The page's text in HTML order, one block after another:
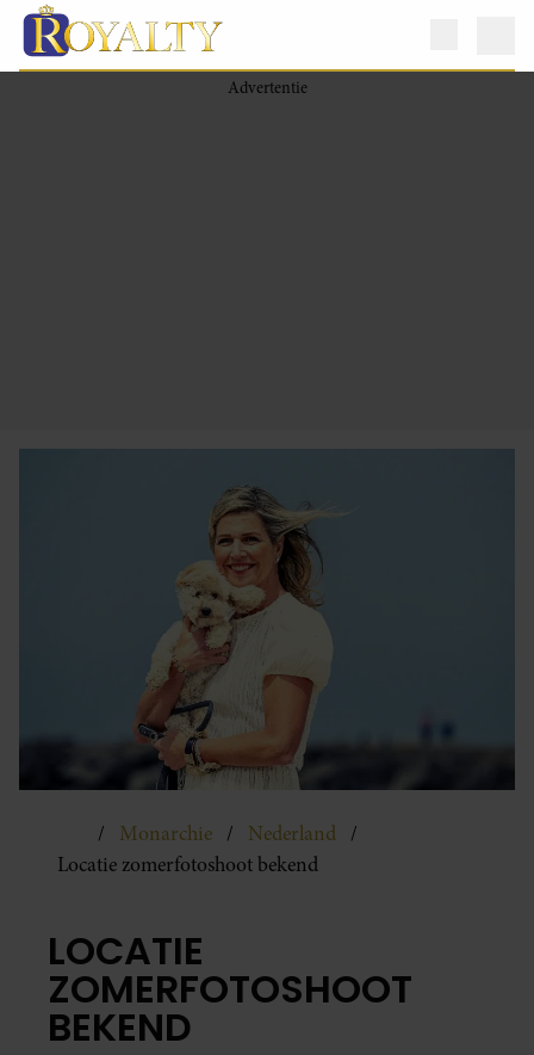
Monarchie
Nederland
Locatie zomerfotoshoot bekend
LOCATIE
ZOMERFOTOSHOOT
BEKEND